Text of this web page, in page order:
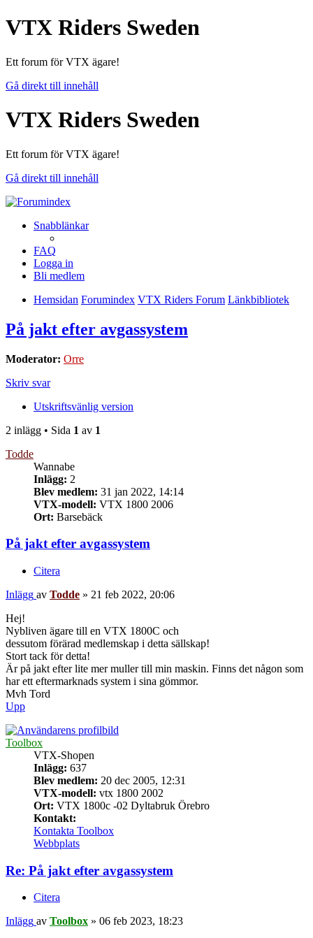
VTX Riders Sweden
Ett forum för VTX ägare!
Gå direkt till innehåll
VTX Riders Sweden
Ett forum för VTX ägare!
Gå direkt till innehåll
Snabblänkar
FAQ
Logga in
Bli medlem
Hemsidan Forumindex VTX Riders Forum Länkbibliotek
På jakt efter avgassystem
Moderator: Orre
Skriv svar
Utskriftsvänlig version
2 inlägg • Sida 1 av 1
Todde
Wannabe
Inlägg: 2
Blev medlem: 31 jan 2022, 14:14
VTX-modell: VTX 1800 2006
Ort: Barsebäck
På jakt efter avgassystem
Citera
Inlägg av Todde » 21 feb 2022, 20:06
Hej!
Nybliven ägare till en VTX 1800C och
dessutom förärad medlemskap i detta sällskap!
Stort tack för detta!
Är på jakt efter lite mer muller till min maskin. Finns det någon som
har ett eftermarknads system i sina gömmor.
Mvh Tord
Upp
Toolbox
VTX-Shopen
Inlägg: 637
Blev medlem: 20 dec 2005, 12:31
VTX-modell: vtx 1800 2002
Ort: VTX 1800c -02 Dyltabruk Örebro
Kontakt:
Kontakta Toolbox
Webbplats
Re: På jakt efter avgassystem
Citera
Inlägg av Toolbox » 06 feb 2023, 18:23